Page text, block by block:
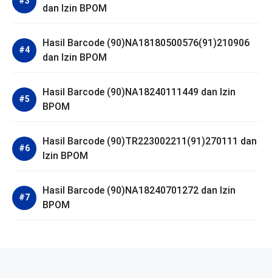
dan Izin BPOM
Hasil Barcode (90)NA18180500576(91)210906
dan Izin BPOM
Hasil Barcode (90)NA18240111449 dan Izin
BPOM
Hasil Barcode (90)TR223002211(91)270111 dan
Izin BPOM
Hasil Barcode (90)NA18240701272 dan Izin
BPOM